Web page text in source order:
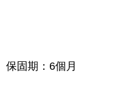
保固期：6個月